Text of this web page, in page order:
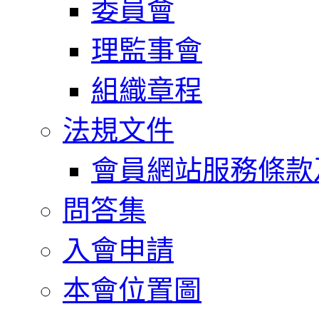
委員會
理監事會
組織章程
法規文件
會員網站服務條
問答集
入會申請
本會位置圖